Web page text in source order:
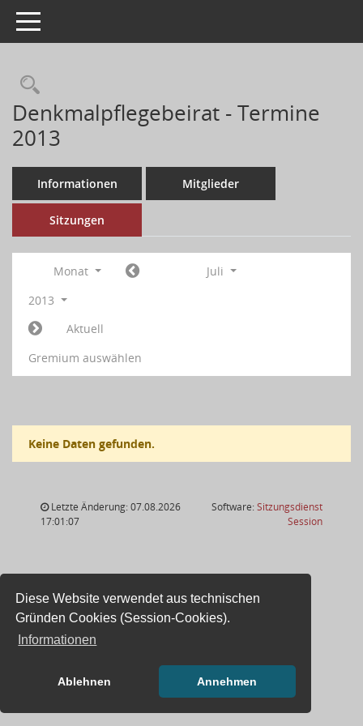
Diese Website verwendet aus technischen
Gründen Cookies (Session-Cookies).
Informationen
Ablehnen Annehmen
Toggle navigation
Denkmalpflegebeirat - Termine
2013
Informationen Mitglieder
Sitzungen
Monat
Juli
2013
Aktuell
Gremium auswählen
Keine Daten gefunden.
Letzte Änderung: 07.08.2026
17:01:07
Software:Sitzungsdienst
Session(Wird in